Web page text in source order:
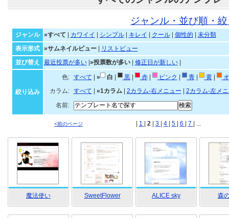
ジャンル・並び順・
ジャンル »すべて カワイイ シンプル| キレイ クール| 個性的
未分類
表示形式
»サムネイルビュー|
リストビュー
並び替え
最近投票が多い| »投票数が多い| 修正日が新しい|
絞り込み
色: すべて » 白 黒| 赤| ピンク 青| 黄|
カラム:
すべて »1カラム| 2カラム-右メニュー
2カラム-左メ
名前:
<前のページ 1 2 3 4 5 6 7 | ...
魔法使い SweetFlower ALICE sky 森